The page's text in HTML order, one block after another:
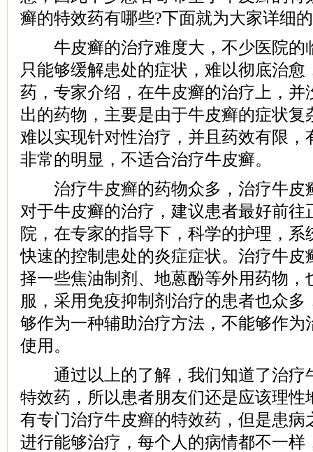
癣的特效药有哪些?下面就为大家详细
牛皮癣的治疗难度大，不少医院的
只能够缓解患处的症状，难以彻底治愈
药，专家介绍，在牛皮癣的治疗上，并
出的药物，主要是由于牛皮癣的症状复
难以实现针对性治疗，并且药效有限，
非常的明显，不适合治疗牛皮癣。
治疗牛皮癣的药物众多，治疗牛皮
对于牛皮癣的治疗，建议患者最好前往
院，在专家的指导下，科学的护理，系
快速的控制患处的炎症症状。治疗牛皮
择一些焦油制剂、地蒽酚等外用药物，
服，采用免疫抑制剂治疗的患者也众多
够作为一种辅助治疗方法，不能够作为
使用。
通过以上的了解，我们知道了治疗
特效药，所以患者朋友们还是应该理性
有专门治疗牛皮癣的特效药，但是患病
进行能够治疗，每个人的病情都不一样